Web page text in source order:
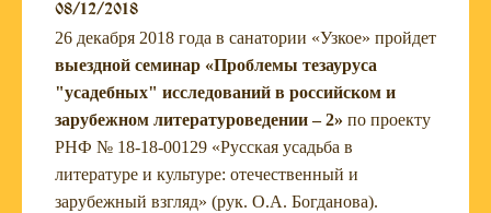
08/12/2018
26 декабря 2018 года в санатории «Узкое» пройдет
выездной семинар «Проблемы тезауруса
"усадебных" исследований в российском и
зарубежном литературоведении – 2» по проекту
РНФ № 18-18-00129 «Русская усадьба в
литературе и культуре: отечественный и
зарубежный взгляд» (рук. О.А. Богданова).